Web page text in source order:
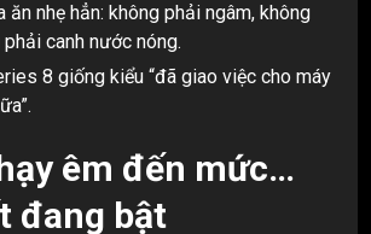
ăn nhẹ hẳn: không phải ngâm, không
canh nước nóng.
8 giống kiểu “đã giao việc cho máy
êm đến mức…
đang bật